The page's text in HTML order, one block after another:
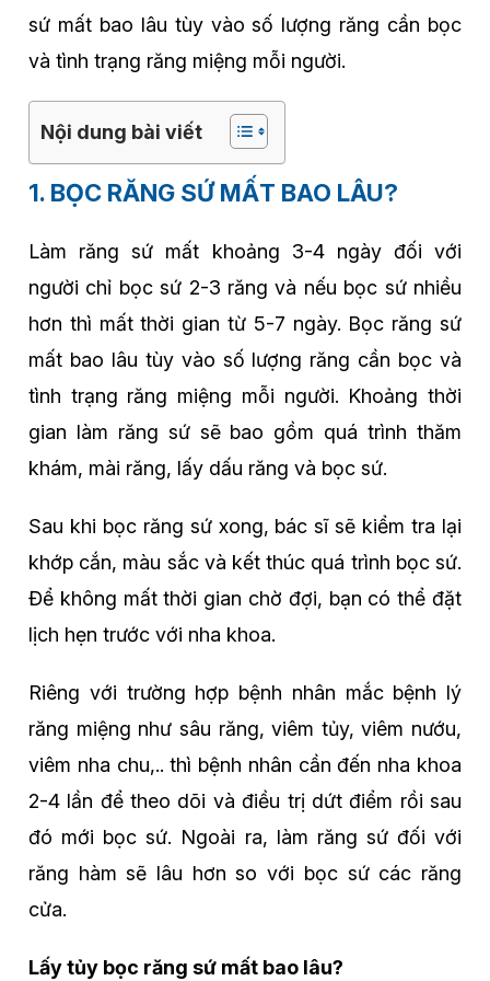
sứ mất bao lâu tùy vào số lượng răng cần bọc
và tình trạng răng miệng mỗi người.
Nội dung bài viết
1. BỌC RĂNG SỨ MẤT BAO LÂU?
Làm răng sứ mất khoảng 3-4 ngày đối với
người chỉ bọc sứ 2-3 răng và nếu bọc sứ nhiều
hơn thì mất thời gian từ 5-7 ngày. Bọc răng sứ
mất bao lâu tùy vào số lượng răng cần bọc và
tình trạng răng miệng mỗi người. Khoảng thời
gian làm răng sứ sẽ bao gồm quá trình thăm
khám, mài răng, lấy dấu răng và bọc sứ.
Sau khi bọc răng sứ xong, bác sĩ sẽ kiểm tra lại
khớp cắn, màu sắc và kết thúc quá trình bọc sứ.
Để không mất thời gian chờ đợi, bạn có thể đặt
lịch hẹn trước với nha khoa.
Riêng với trường hợp bệnh nhân mắc bệnh lý
răng miệng như sâu răng, viêm tủy, viêm nướu,
viêm nha chu,.. thì bệnh nhân cần đến nha khoa
2-4 lần để theo dõi và điều trị dứt điểm rồi sau
đó mới bọc sứ. Ngoài ra, làm răng sứ đối với
răng hàm sẽ lâu hơn so với bọc sứ các răng
cửa.
Lấy tủy bọc răng sứ mất bao lâu?